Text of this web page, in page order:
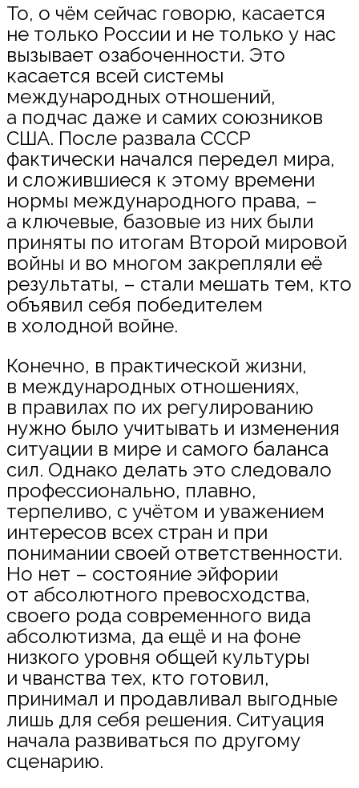
То, о чём сейчас говорю, касается
не только России и не только у нас
вызывает озабоченности. Это
касается всей системы
международных отношений,
а подчас даже и самих союзников
США. После развала СССР
фактически начался передел мира,
и сложившиеся к этому времени
нормы международного права, –
а ключевые, базовые из них были
приняты по итогам Второй мировой
войны и во многом закрепляли её
результаты, – стали мешать тем, кто
объявил себя победителем
в холодной войне.
Конечно, в практической жизни,
в международных отношениях,
в правилах по их регулированию
нужно было учитывать и изменения
ситуации в мире и самого баланса
сил. Однако делать это следовало
профессионально, плавно,
терпеливо, с учётом и уважением
интересов всех стран и при
понимании своей ответственности.
Но нет – состояние эйфории
от абсолютного превосходства,
своего рода современного вида
абсолютизма, да ещё и на фоне
низкого уровня общей культуры
и чванства тех, кто готовил,
принимал и продавливал выгодные
лишь для себя решения. Ситуация
начала развиваться по другому
сценарию.